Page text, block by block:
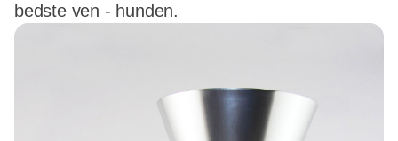
bedste ven - hunden.